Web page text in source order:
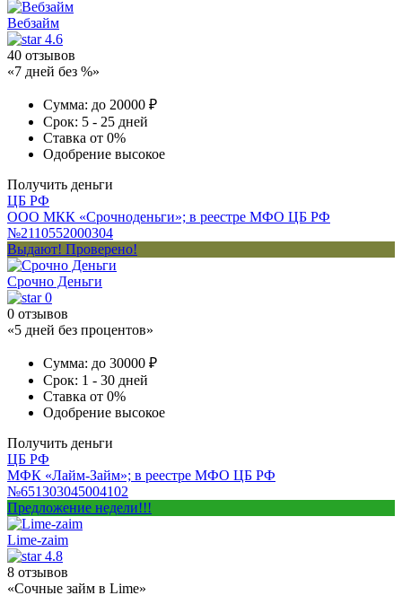
Вебзайм
4.6
40 отзывов
«7 дней без %»
Сумма: до 20000 ₽
Срок: 5 - 25 дней
Ставка от 0%
Одобрение высокое
Получить деньги
ЦБ РФ
ООО МКК «Срочноденьги»; в реестре МФО ЦБ РФ
№2110552000304
Выдают! Проверено!
Срочно Деньги
0
0 отзывов
«5 дней без процентов»
Сумма: до 30000 ₽
Срок: 1 - 30 дней
Ставка от 0%
Одобрение высокое
Получить деньги
ЦБ РФ
МФК «Лайм-Займ»; в реестре МФО ЦБ РФ
№651303045004102
Предложение недели!!!
Lime-zaim
4.8
8 отзывов
«Сочные займ в Lime»